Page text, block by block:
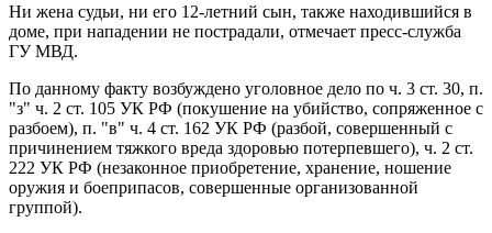
Ни жена судьи, ни его 12-летний сын, также находившийся в
доме, при нападении не пострадали, отмечает пресс-служба
ГУ МВД.
По данному факту возбуждено уголовное дело по ч. 3 ст. 30, п.
"з" ч. 2 ст. 105 УК РФ (покушение на убийство, сопряженное с
разбоем), п. "в" ч. 4 ст. 162 УК РФ (разбой, совершенный с
причинением тяжкого вреда здоровью потерпевшего), ч. 2 ст.
222 УК РФ (незаконное приобретение, хранение, ношение
оружия и боеприпасов, совершенные организованной
группой).